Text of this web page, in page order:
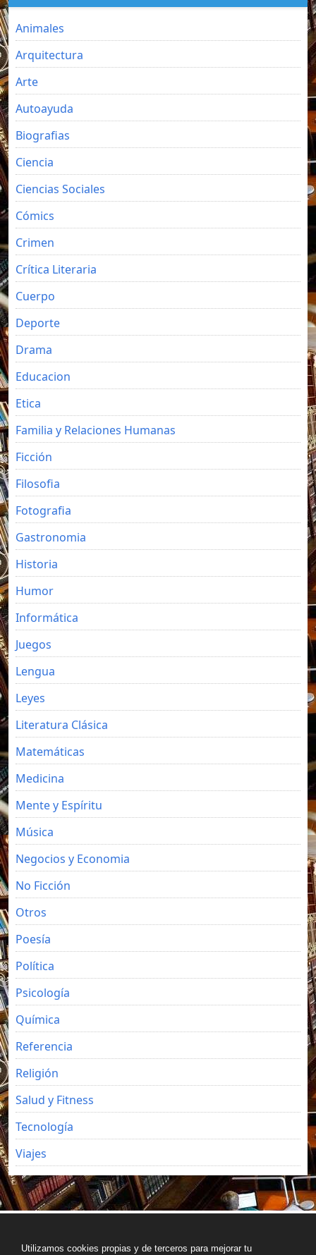
Animales
Arquitectura
Arte
Autoayuda
Biografias
Ciencia
Ciencias Sociales
Cómics
Crimen
Crítica Literaria
Cuerpo
Deporte
Drama
Educacion
Etica
Familia y Relaciones Humanas
Ficción
Filosofia
Fotografia
Gastronomia
Historia
Humor
Informática
Juegos
Lengua
Leyes
Literatura Clásica
Matemáticas
Medicina
Mente y Espíritu
Música
Negocios y Economia
No Ficción
Otros
Poesía
Política
Psicología
Química
Referencia
Religión
Salud y Fitness
Tecnología
Viajes
Utilizamos cookies propias y de terceros para mejorar tu